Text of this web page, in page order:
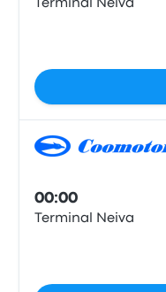
Terminal Neiva
00:00
Terminal Neiva